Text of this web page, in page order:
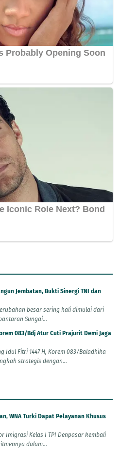
Jembatan, Bukti Sinergi TNI dan
besar sering kali dimulai dari
Sungai...
083/Bdj Atur Cuti Prajurit Demi Jaga
Idul Fitri 1447 H, Korem 083/Baladhika
strategis dengan...
WNA Turki Dapat Pelayanan Khusus
Imigrasi Kelas I TPI Denpasar kembali
dalam...